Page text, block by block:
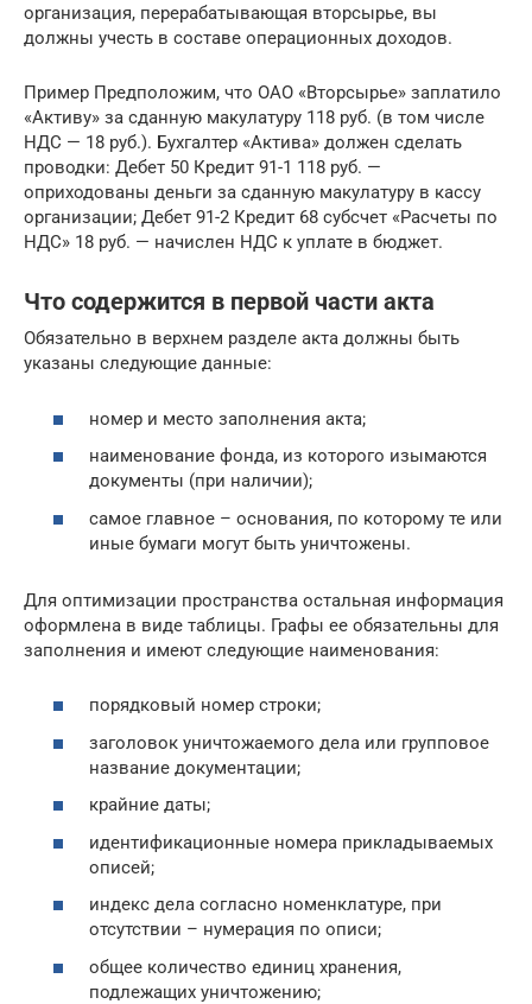
организация, перерабатывающая вторсырье, вы
должны учесть в составе операционных доходов.
Пример Предположим, что ОАО «Вторсырье» заплатило
«Активу» за сданную макулатуру 118 руб. (в том числе
НДС — 18 руб.). Бухгалтер «Актива» должен сделать
проводки: Дебет 50 Кредит 91-1 118 руб. —
оприходованы деньги за сданную макулатуру в кассу
организации; Дебет 91-2 Кредит 68 субсчет «Расчеты по
НДС» 18 руб. — начислен НДС к уплате в бюджет.
Что содержится в первой части акта
Обязательно в верхнем разделе акта должны быть
указаны следующие данные:
номер и место заполнения акта;
наименование фонда, из которого изымаются
документы (при наличии);
самое главное – основания, по которому те или
иные бумаги могут быть уничтожены.
Для оптимизации пространства остальная информация
оформлена в виде таблицы. Графы ее обязательны для
заполнения и имеют следующие наименования:
порядковый номер строки;
заголовок уничтожаемого дела или групповое
название документации;
крайние даты;
идентификационные номера прикладываемых
описей;
индекс дела согласно номенклатуре, при
отсутствии – нумерация по описи;
общее количество единиц хранения,
подлежащих уничтожению;